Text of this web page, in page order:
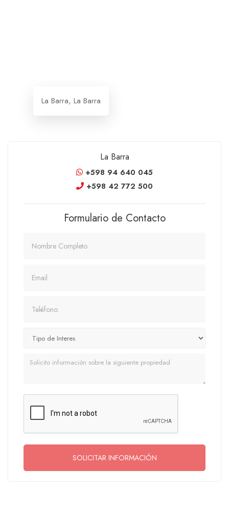
La Barra, La Barra
La Barra
+598 94 640 045
+598 42 772 500
Formulario de Contacto
Mensaje
SOLICITAR INFORMACIÓN